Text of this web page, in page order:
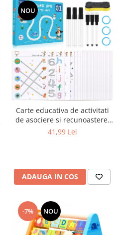
NOU
Carte educativa de activitati
de asociere si recunoastere,
reutilizabila, Pinguin, 64
41,99 Lei
ADAUGA IN COS
-7% NOU